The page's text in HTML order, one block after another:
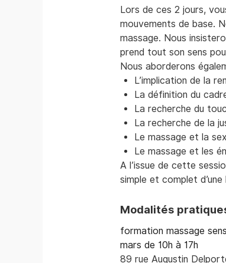
Lors de ces 2 jours,
mouvements de base.
massage. Nous
prend tout son sens
Nous aborderons
L’implication de la
La définition du
La recherche du
La recherche de la
Le massage et la
Le massage et les
A l’issue de cette
simple et complet d’une
Modalités
formation massage
mars de 10h à 17h
89 rue Augustin